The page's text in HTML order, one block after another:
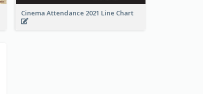
Cinema Attendance 2021 Line Chart